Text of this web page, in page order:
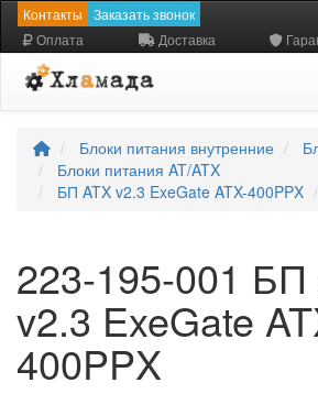
Контакты Заказать звонок
Оплата Доставка
Блоки питания внутренние
Блоки питания AT/ATX
БП ATX v2.3 ExeGate ATX-400PPX
223-195-001 БП
v2.3 ExeGate
400PPX